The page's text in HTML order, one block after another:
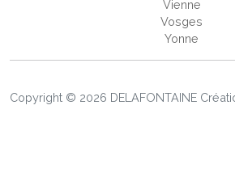
Vienne
Vosges
Yonne
Copyright © 2026 DELAFONTAINE